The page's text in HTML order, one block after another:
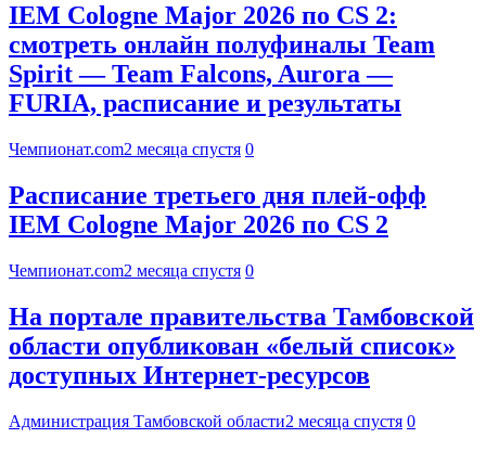
IEM Cologne Major 2026 по CS 2:
смотреть онлайн полуфиналы Team
Spirit — Team Falcons, Aurora —
FURIA, расписание и результаты
Чемпионат.com2 месяца спустя 0
Расписание третьего дня плей-офф
IEM Cologne Major 2026 по CS 2
Чемпионат.com2 месяца спустя 0
На портале правительства Тамбовской
области опубликован «белый список»
доступных Интернет-ресурсов
Администрация Тамбовской области2 месяца спустя 0